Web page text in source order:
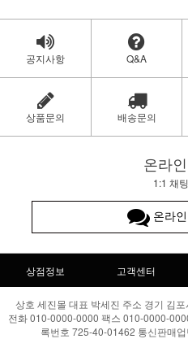
공지사항 Q&A
상품문의 배송문의
온라
1:1 채
온라
상점정보 고객센터
상호 세진몰 대표 박세진 주소 경기 김
전화 010-0000-0000 팩스 010-0000-
록번호 725-40-01462 통신판매